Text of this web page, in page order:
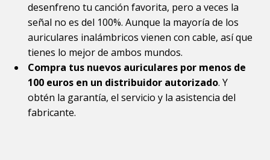
desenfreno tu canción favorita, pero a veces la
señal no es del 100%. Aunque la mayoría de los
auriculares inalámbricos vienen con cable, así que
tienes lo mejor de ambos mundos.
Compra tus nuevos auriculares por menos de
100 euros en un distribuidor autorizado. Y
obtén la garantía, el servicio y la asistencia del
fabricante.